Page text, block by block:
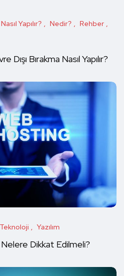
Nasıl Yapılır? Nedir?
Rehber
Bırakma Nasıl Yapılır?
Teknoloji Yazılım
Dikkat Edilmeli?